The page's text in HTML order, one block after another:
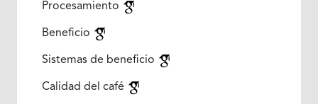
Procesamiento
Beneficio
Sistemas de beneficio
Calidad del café